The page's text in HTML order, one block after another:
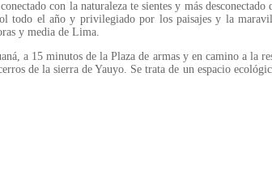
con la naturaleza te sientes y más
todo el año y privilegiado por los paisajes y la
y media de Lima.
a 15 minutos de la Plaza de armas y en camino a la
de la sierra de Yauyo. Se trata de un espacio